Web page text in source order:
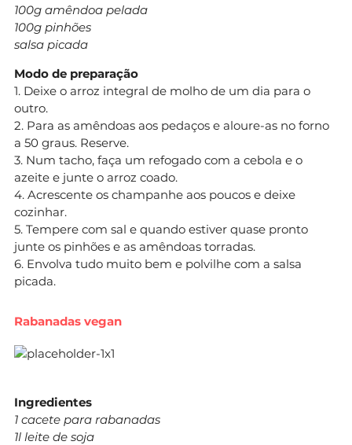
100g amêndoa pelada
100g pinhões
salsa picada
Modo de preparação
1. Deixe o arroz integral de molho de um dia para o
outro.
2. Para as amêndoas aos pedaços e aloure-as no forno
a 50 graus. Reserve.
3. Num tacho, faça um refogado com a cebola e o
azeite e junte o arroz coado.
4. Acrescente os champanhe aos poucos e deixe
cozinhar.
5. Tempere com sal e quando estiver quase pronto
junte os pinhões e as amêndoas torradas.
6. Envolva tudo muito bem e polvilhe com a salsa
picada.
Rabanadas vegan
Ingredientes
1 cacete para rabanadas
1l leite de soja